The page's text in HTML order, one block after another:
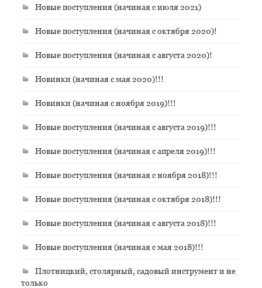
Новые поступления (начиная с июля 2021)
Новые поступления (начиная с октября 2020)!
Новые поступления (начиная с августа 2020)!
Новинки (начиная с мая 2020)!!!
Новинки (начиная с ноября 2019)!!!
Новые поступления (начиная с августа 2019)!!!
Новые поступления (начиная с апреля 2019)!!!
Новые поступления (начиная с ноября 2018)!!!
Новые поступления (начиная с октября 2018)!!!
Новые поступления (начиная с августа 2018)!!!
Новые поступления (начиная с мая 2018)!!!
Плотницкий, столярный, садовый инструмент и не
только